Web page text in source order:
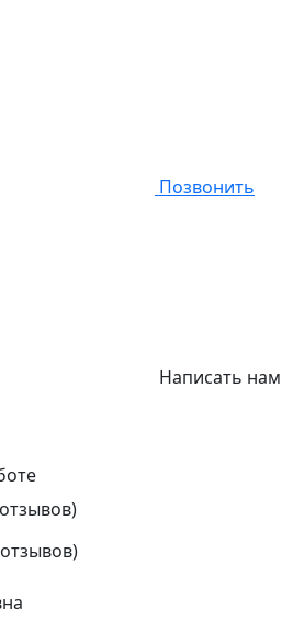
Позвонить
Написать нам